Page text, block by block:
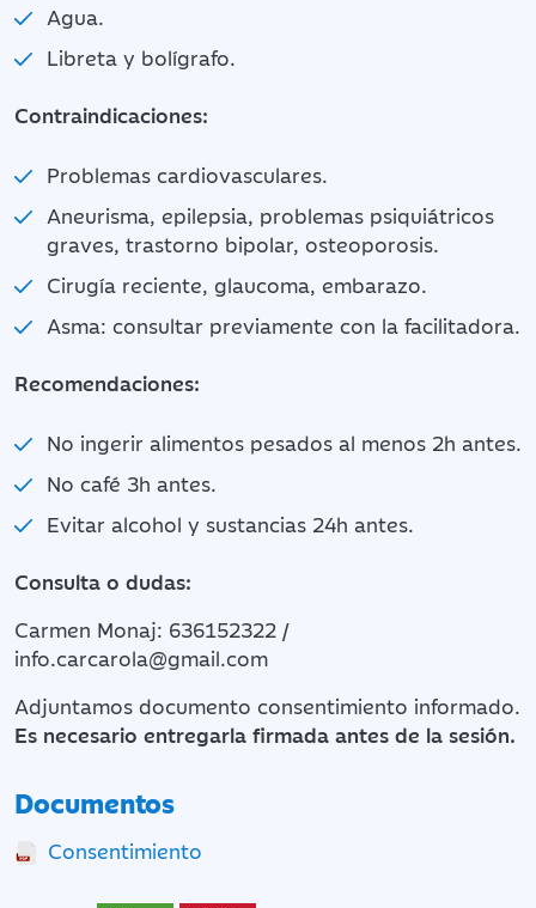
Agua.
Libreta y bolígrafo.
Contraindicaciones:
Problemas cardiovasculares.
Aneurisma, epilepsia, problemas psiquiátricos
graves, trastorno bipolar, osteoporosis.
Cirugía reciente, glaucoma, embarazo.
Asma: consultar previamente con la facilitadora.
Recomendaciones:
No ingerir alimentos pesados al menos 2h antes.
No café 3h antes.
Evitar alcohol y sustancias 24h antes.
Consulta o dudas:
Carmen Monaj: 636152322 /
info.carcarola@gmail.com
Adjuntamos documento consentimiento informado.
Es necesario entregarla firmada antes de la sesión.
Documentos
Consentimiento